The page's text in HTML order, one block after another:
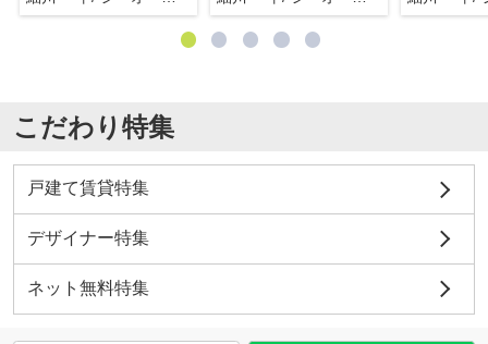
こだわり特集
戸建て賃貸特集
デザイナー特集
ネット無料特集